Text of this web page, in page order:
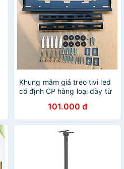
Khung mâm giá treo tivi led
cố định CP hàng loại dày từ
101.000 đ